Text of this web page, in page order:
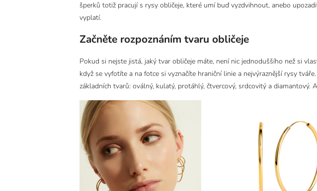
šperků totiž pracují s rysy obličeje, které umí buď vyzdvihnout, anebo
vyplatí.
Začněte rozpoznáním tvaru obličeje
Pokud si nejste jistá, jaký tvar obličeje máte, není nic jednoduššího než si
když se vyfotíte a na fotce si vyznačíte hraniční linie a nejvýraznější rysy
základních tvarů: oválný, kulatý, protáhlý, čtvercový, srdcovitý a